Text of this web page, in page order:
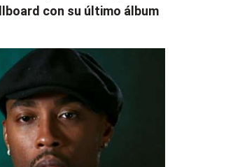
con su último álbum